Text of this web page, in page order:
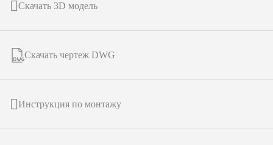
Скачать 3D модель
Скачать чертеж DWG
Инструкция по монтажу